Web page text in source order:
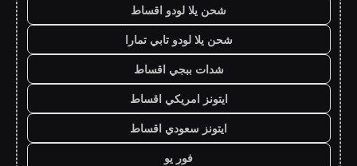
شحن يلا لودو اقساط
شحن يلا لودو تابي تمارا
شدات ببجي اقساط
ايتونز امريكي اقساط
ايتونز سعودي اقساط
فور يو